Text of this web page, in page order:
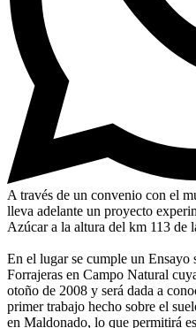
A través de un convenio con el
lleva adelante un proyecto
Azúcar a la altura del km 113 de
En el lugar se cumple un Ensayo
Forrajeras en Campo Natural
otoño de 2008 y será dada a
primer trabajo hecho sobre el
en Maldonado, lo que permitirá